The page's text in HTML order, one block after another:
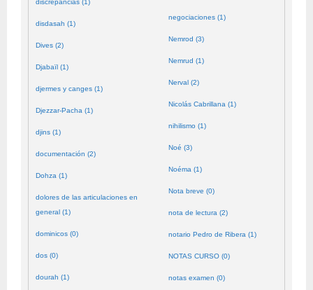
discrepancias (1)
disdasah (1)
Dives (2)
Djabaïl (1)
djermes y canges (1)
Djezzar-Pacha (1)
djins (1)
documentación (2)
Dohza (1)
dolores de las articulaciones en
general (1)
dominicos (0)
dos (0)
dourah (1)
negociaciones (1)
Nemrod (3)
Nemrud (1)
Nerval (2)
Nicolás Cabrillana (1)
nihilismo (1)
Noé (3)
Noéma (1)
Nota breve (0)
nota de lectura (2)
notario Pedro de Ribera (1)
NOTAS CURSO (0)
notas examen (0)